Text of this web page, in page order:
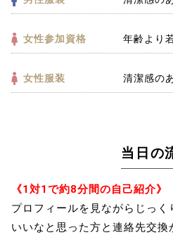
女性参加資格 年齢より
女性服装 清潔感の
当日の
《1対1で約8分間の自己紹介》
プロフィールを見ながらじっ
いいなと思った方と連絡先交換